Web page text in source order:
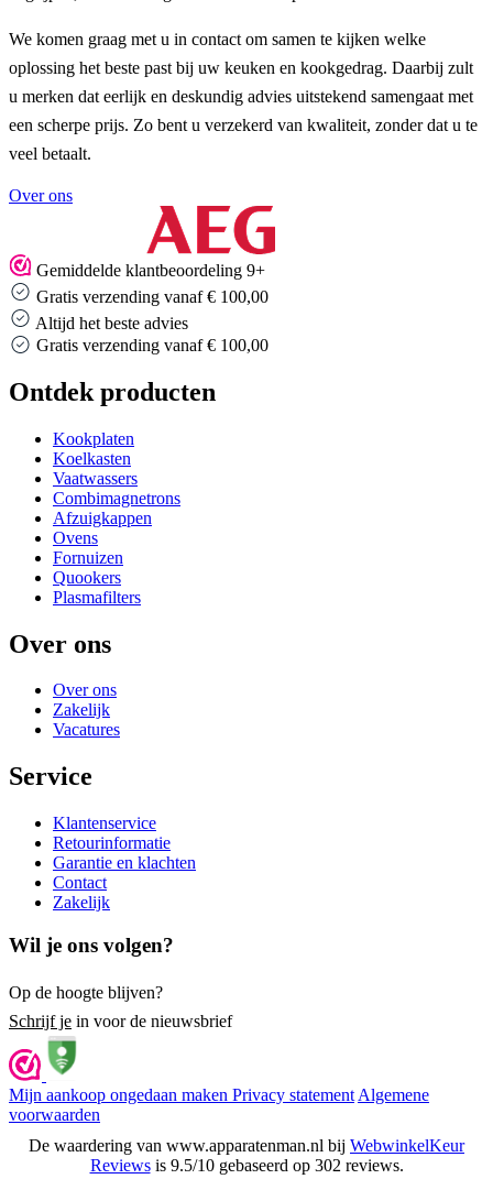
We komen graag met u in contact om samen te kijken welke
oplossing het beste past bij uw keuken en kookgedrag. Daarbij zult
u merken dat eerlijk en deskundig advies uitstekend samengaat met
een scherpe prijs. Zo bent u verzekerd van kwaliteit, zonder dat u te
veel betaalt.
Over ons
Gemiddelde klantbeoordeling 9+
Gratis verzending vanaf € 100,00
Altijd het beste advies
Gratis verzending vanaf € 100,00
Ontdek producten
Kookplaten
Koelkasten
Vaatwassers
Combimagnetrons
Afzuigkappen
Ovens
Fornuizen
Quookers
Plasmafilters
Over ons
Over ons
Zakelijk
Vacatures
Service
Klantenservice
Retourinformatie
Garantie en klachten
Contact
Zakelijk
Wil je ons volgen?
Op de hoogte blijven?
Schrijf je in voor de nieuwsbrief
Mijn aankoop ongedaan maken Privacy statement Algemene
voorwaarden
De waardering van www.apparatenman.nl bij WebwinkelKeur
Reviewsis 9.5/10 gebaseerd op 302 reviews.